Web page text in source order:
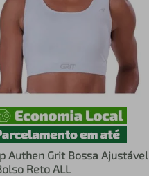
Authen Grit Bossa Ajustável
Reto ALL